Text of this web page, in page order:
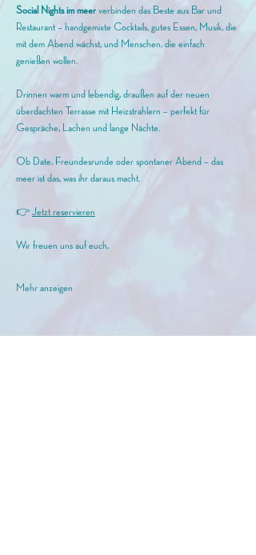
Social Nights im meer verbinden das Beste aus Bar und
Restaurant – handgemixte Cocktails, gutes Essen, Musik, die
mit dem Abend wächst, und Menschen, die einfach
genießen wollen.
Drinnen warm und lebendig, draußen auf der neuen
überdachten Terrasse mit Heizstrahlern – perfekt für
Gespräche, Lachen und lange Nächte.
Ob Date, Freundesrunde oder spontaner Abend – das
meer ist das, was ihr daraus macht.
👉 Jetzt reservieren
Wir freuen uns auf euch,
Mehr anzeigen